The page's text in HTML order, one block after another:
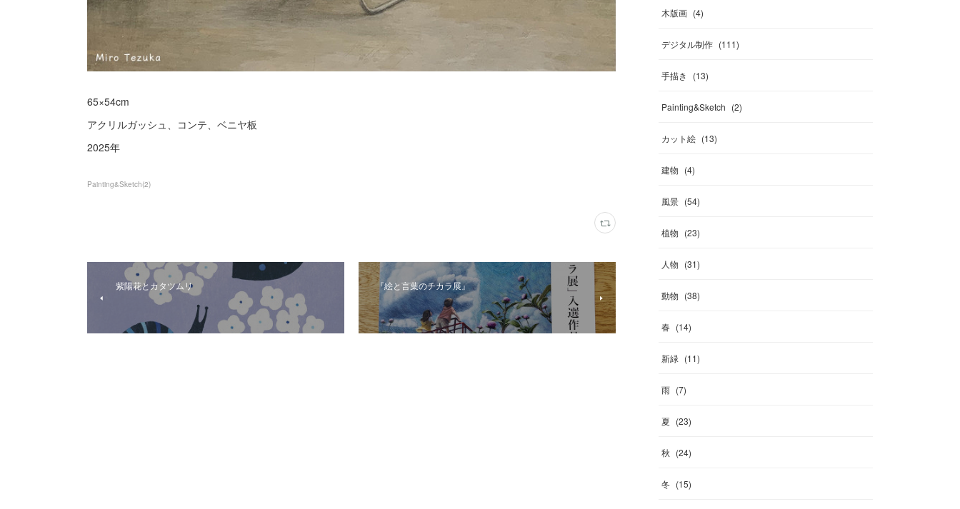
65×54cm
アクリルガッシュ、コンテ、ベニヤ板
2025年
Painting&Sketch(2)
紫陽花とカタツムリ 『絵と言葉のチカラ展』
木版画 (4)
デジタル制作 (111)
手描き (13)
Painting&Sketch (2)
カット絵 (13)
建物 (4)
風景 (54)
植物 (23)
人物 (31)
動物 (38)
春 (14)
新緑 (11)
雨 (7)
夏 (23)
秋 (24)
冬 (15)